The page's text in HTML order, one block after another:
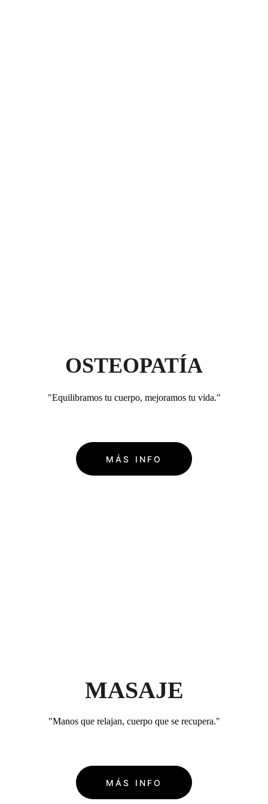
OSTEOPATÍA
"Equilibramos tu cuerpo, mejoramos tu vida."
MÁS INFO
MASAJE
"Manos que relajan, cuerpo que se recupera."
MÁS INFO